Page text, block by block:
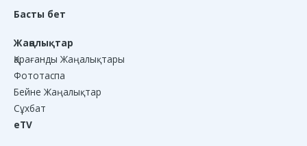
Басты бет
Жаңалықтар
Қарағанды Жаңалықтары
Фототаспа
Бейне Жаңалықтар
Сұхбат
eTV